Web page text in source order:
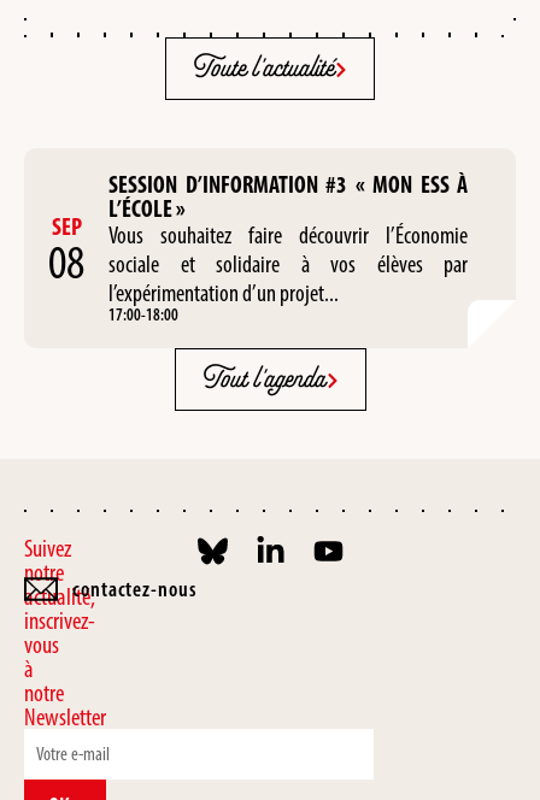
Toute l'actualité
SEP
08
SESSION D’INFORMATION #3 « MON ESS À
L’ÉCOLE »
Vous souhaitez faire découvrir l’Économie
sociale et solidaire à vos élèves par
l’expérimentation d’un projet...
17:00-18:00
Tout l'agenda
Suivez
notre
actualité,
inscrivez-
vous
à
notre
Newsletter
contactez-nous